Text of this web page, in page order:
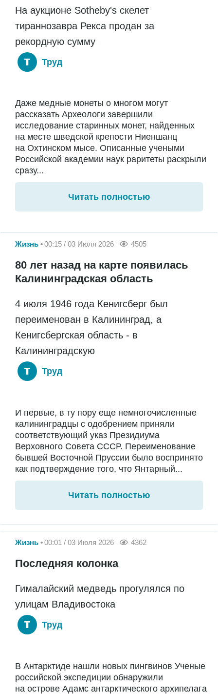
На аукционе Sotheby's скелет
тираннозавра Рекса продан за
рекордную сумму
Труд
Даже медные монеты о многом могут
рассказать Археологи завершили
исследование старинных монет, найденных
на месте шведской крепости Ниеншанц
на Охтинском мысе. Описанные учеными
Российской академии наук раритеты раскрыли
сразу...
Читать полностью
Жизнь 00:15 / 03 Июля 2026 4505
80 лет назад на карте появилась
Калининградская область
4 июля 1946 года Кенигсберг был
переименован в Калининград, а
Кенигсбергская область - в
Калининградскую
Труд
И первые, в ту пору еще немногочисленные
калининградцы с одобрением приняли
соответствующий указ Президиума
Верховного Совета СССР. Переименование
бывшей Восточной Пруссии было воспринято
как подтверждение того, что Янтарный...
Читать полностью
Жизнь 00:01 / 03 Июля 2026 4362
Последняя колонка
Гималайский медведь прогулялся по
улицам Владивостока
Труд
В Антарктиде нашли новых пингвинов Ученые
российской экспедиции обнаружили
на острове Адамс антарктического архипелага